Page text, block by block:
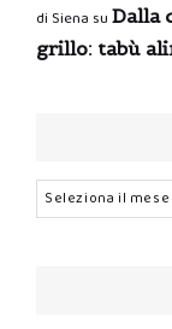
di Siena su Dalla
grillo: tabù
Archivi